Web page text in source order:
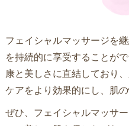
フェイシャルマッサージを
を持続的に享受することが
康と美しさに直結しており
ケアをより効果的にし、肌
ぜひ、フェイシャルマッサ